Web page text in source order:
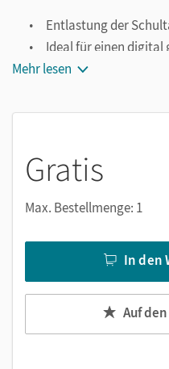
Entlastung der
Ideal für einen
Notiz- und
Notizen erstellen
Markierungen setzen
Suchen im Text
Zoomen
Mehr lesen
Gratis
Max. Bestellmenge: 1
In den
Auf